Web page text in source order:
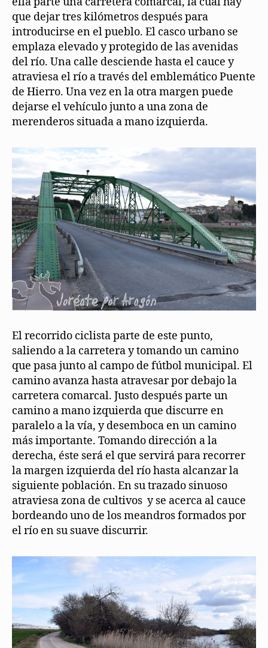
que dejar tres kilómetros después para
introducirse en el pueblo. El casco urbano se
emplaza elevado y protegido de las avenidas
del río. Una calle desciende hasta el cauce y
atraviesa el río a través del emblemático Puente
de Hierro. Una vez en la otra margen puede
dejarse el vehículo junto a una zona de
merenderos situada a mano izquierda.
El recorrido ciclista parte de este punto,
saliendo a la carretera y tomando un camino
que pasa junto al campo de fútbol municipal. El
camino avanza hasta atravesar por debajo la
carretera comarcal. Justo después parte un
camino a mano izquierda que discurre en
paralelo a la vía, y desemboca en un camino
más importante. Tomando dirección a la
derecha, éste será el que servirá para recorrer
la margen izquierda del río hasta alcanzar la
siguiente población. En su trazado sinuoso
atraviesa zona de cultivos y se acerca al cauce
bordeando uno de los meandros formados por
el río en su suave discurrir.